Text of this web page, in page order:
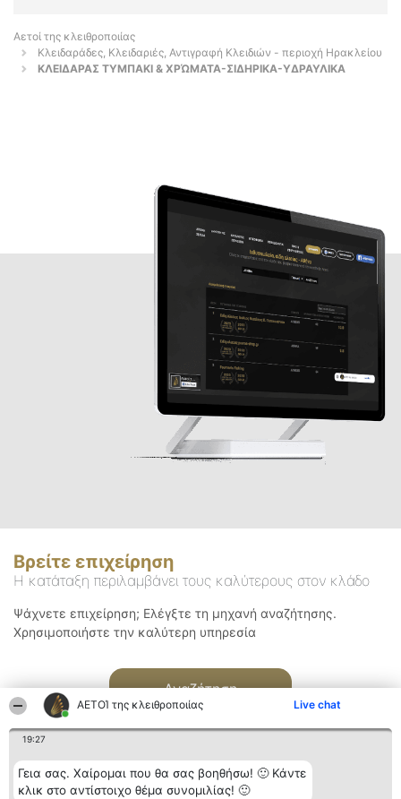
ΑΕΤΟΊ της κλειθροποιίας Live chat
19:27
Γεια σας. Χαίρομαι που θα σας βοηθήσω! 🙂 Κάντε
κλικ στο αντίστοιχο θέμα συνομιλίας! 🙂
Αετοί της κλειθροποιίας
Κλειδαράδες, Κλειδαριές, Αντιγραφή Κλειδιών - περιοχή Ηρακλείου
ΚΛΕΙΔΑΡΑΣ ΤΥΜΠΑΚΙ & ΧΡΏΜΑΤΑ-ΣΙΔΗΡΙΚΑ-ΥΔΡΑΥΛΙΚΑ
Βρείτε επιχείρηση
Η κατάταξη περιλαμβάνει τους καλύτερους στον κλάδο
Ψάχνετε επιχείρηση; Ελέγξτε τη μηχανή αναζήτησης.
Χρησιμοποιήστε την καλύτερη υπηρεσία
Αναζήτηση